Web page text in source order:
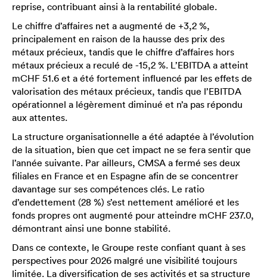
reprise, contribuant ainsi à la rentabilité globale.
Le chiffre d’affaires net a augmenté de +3,2 %,
principalement en raison de la hausse des prix des
métaux précieux, tandis que le chiffre d’affaires hors
métaux précieux a reculé de -15,2 %. L’EBITDA a atteint
mCHF 51.6 et a été fortement influencé par les effets de
valorisation des métaux précieux, tandis que l’EBITDA
opérationnel a légèrement diminué et n’a pas répondu
aux attentes.
La structure organisationnelle a été adaptée à l’évolution
de la situation, bien que cet impact ne se fera sentir que
l’année suivante. Par ailleurs, CMSA a fermé ses deux
filiales en France et en Espagne afin de se concentrer
davantage sur ses compétences clés. Le ratio
d’endettement (28 %) s’est nettement amélioré et les
fonds propres ont augmenté pour atteindre mCHF 237.0,
démontrant ainsi une bonne stabilité.
Dans ce contexte, le Groupe reste confiant quant à ses
perspectives pour 2026 malgré une visibilité toujours
limitée. La diversification de ses activités et sa structure